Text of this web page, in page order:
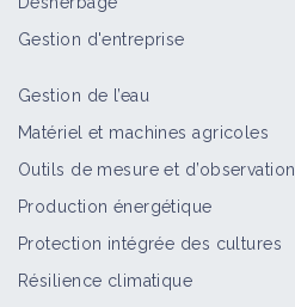
Gestion d'entreprise
Gestion de l’eau
Matériel et machines agricoles
Outils de mesure et d’observation
Production énergétique
Protection intégrée des cultures
Résilience climatique